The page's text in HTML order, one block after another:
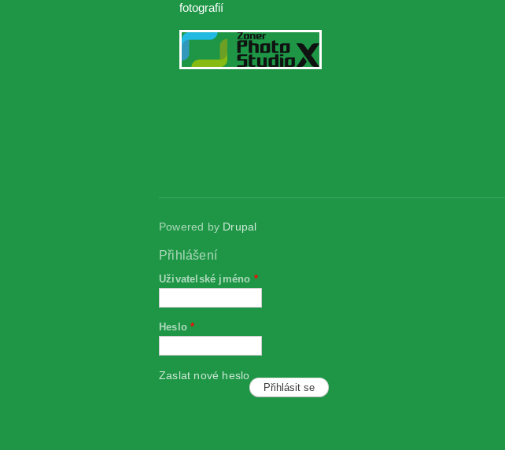
fotografií
Powered by Drupal
Přihlášení
Uživatelské jméno *
Heslo*
Zaslat nové heslo